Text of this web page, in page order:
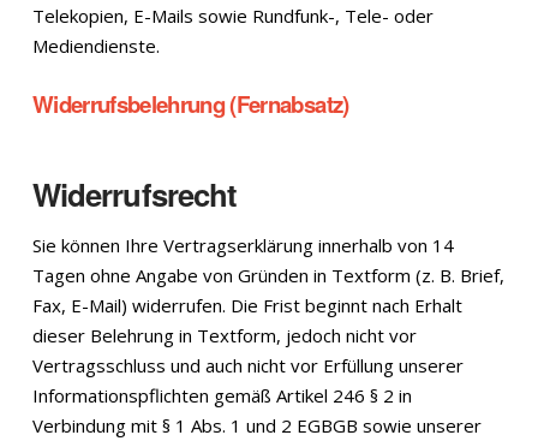
Telekopien, E-Mails sowie Rundfunk-, Tele- oder
Mediendienste.
Widerrufsbelehrung (Fernabsatz)
Widerrufsrecht
Sie können Ihre Vertragserklärung innerhalb von 14
Tagen ohne Angabe von Gründen in Textform (z. B. Brief,
Fax, E-Mail) widerrufen. Die Frist beginnt nach Erhalt
dieser Belehrung in Textform, jedoch nicht vor
Vertragsschluss und auch nicht vor Erfüllung unserer
Informationspflichten gemäß Artikel 246 § 2 in
Verbindung mit § 1 Abs. 1 und 2 EGBGB sowie unserer